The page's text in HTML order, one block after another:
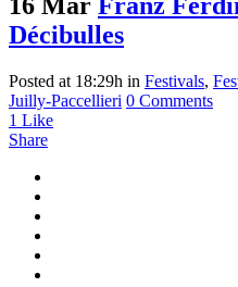
Décibulles
Posted at 18:29h in Festivals,
Juilly-Paccellieri 0 Comments
1 Like
Share